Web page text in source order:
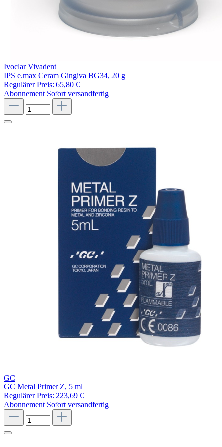
Ivoclar Vivadent
IPS e.max Ceram Gingiva BG34, 20 g
Regulärer Preis: 65,80 €
Abonnement Sofort versandfertig
GC
GC Metal Primer Z, 5 ml
Regulärer Preis: 223,69 €
Abonnement Sofort versandfertig